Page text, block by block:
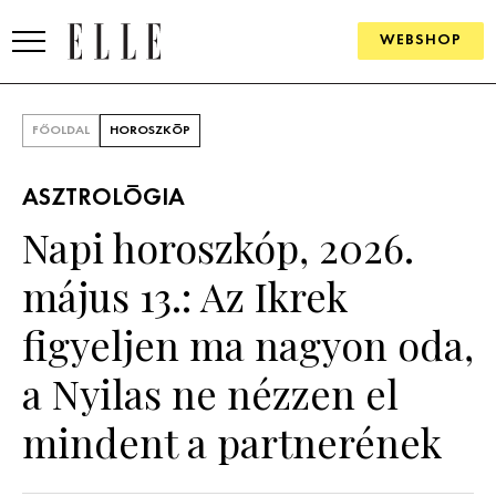
WEBSHOP
SZÉPSÉG
KULTÚRA
PSZICHÉ
ÉLETMÓD
FŐOLDAL HOROSZKÓP
ASZTROLÓGIA
Napi horoszkóp, 2026.
május 13.: Az Ikrek
figyeljen ma nagyon oda,
a Nyilas ne nézzen el
mindent a partnerének